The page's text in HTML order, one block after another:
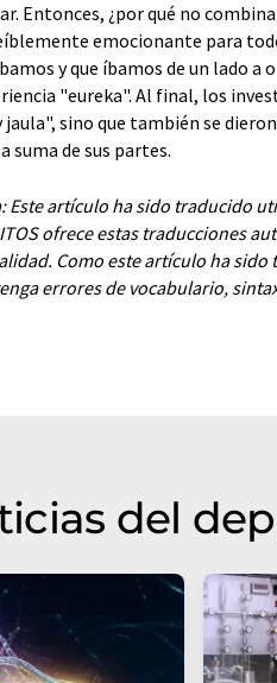
Entonces, ¿por qué no
emocionante para
y que íbamos de un lado
"eureka". Al final, los
jaula", sino que también se
suma de sus partes.
Este artículo ha sido traducido
ofrece estas traducciones
Como este artículo ha
errores de vocabulario,
del